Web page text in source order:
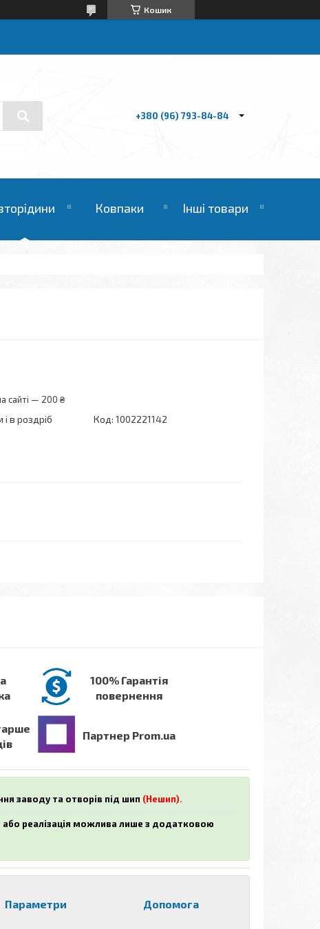
Кошик
+380 (96) 793-84-84
Ковпаки Інші товари
сайті — 200 ₴
в роздріб Код: 1002221142
100% Гарантія
повернення
Партнер Prom.ua
заводу та отворів під шип (Нешип).
реалізація можлива лише з додатковою
Параметри Допомога